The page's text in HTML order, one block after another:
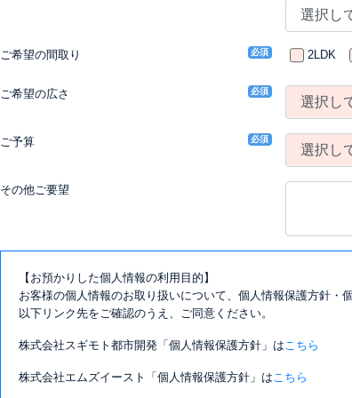
ご希望の間取り 必須 2LDK
ご希望の広さ 必須
ご予算 必須
その他ご要望
【お預かりした個人情報の利用目的】
お客様の個人情報のお取り扱いについて、個人情報保護方針・
以下リンク先をご確認のうえ、ご同意ください。
株式会社スギモト都市開発「個人情報保護方針」はこちら
株式会社エムズイースト「個人情報保護方針」はこちら